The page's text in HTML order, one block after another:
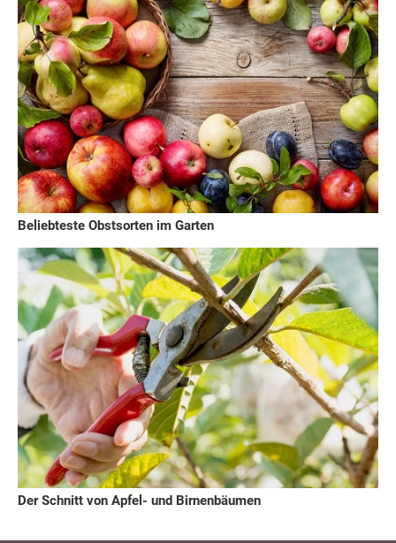
Beliebteste Obstsorten im Garten
Der Schnitt von Apfel- und Birnenbäumen